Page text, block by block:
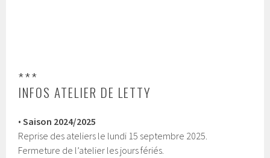
***
INFOS ATELIER DE LETTY
• Saison 2024/2025
Reprise des ateliers le lundi 15 septembre 2025.
Fermeture de l’atelier les jours fériés.